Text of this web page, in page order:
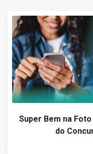
Super Bem na
do